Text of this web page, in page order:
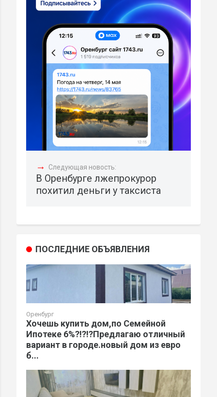
→ Следующая новость:
В Оренбурге лжепрокурор
похитил деньги у таксиста
ПОСЛЕДНИЕ ОБЪЯВЛЕНИЯ
Оренбург
Хочешь купить дом,по Семейной
Ипотеке 6%?!?!?Предлагаю отличный
вариант в городе.новый дом из евро
б...